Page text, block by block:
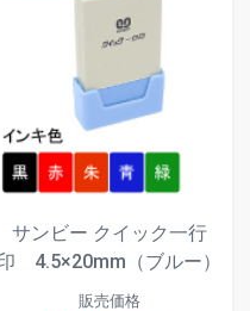
文字数は印面サイズ
す。文字数超過で「は
なった場合は、自由
イズを調整してくだ
（赤／黒／青／緑／朱
ださい）
まで、全7種類のフォ
サンビー クイック一行
4.5×20mm（ブルー）
販売価格